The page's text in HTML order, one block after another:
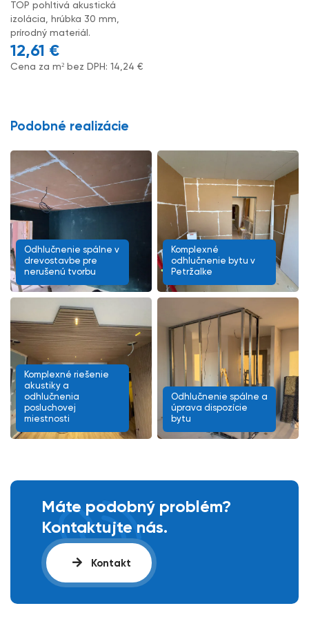
TOP pohltivá akustická
izolácia, hrúbka 30 mm,
prírodný materiál.
12,61 €
Cena za m² bez DPH: 14,24 €
Podobné realizácie
Odhlučnenie spálne v
drevostavbe pre
nerušenú tvorbu
Komplexné
odhlučnenie bytu v
Petržalke
Komplexné riešenie
akustiky a
odhlučnenia
posluchovej
miestnosti
Odhlučnenie spálne a
úprava dispozície
bytu
Máte podobný problém?
Kontaktujte nás.
Kontakt